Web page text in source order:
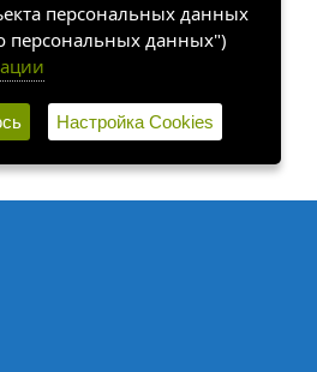
персональных данных
персональных данных")
Настройка Cookies